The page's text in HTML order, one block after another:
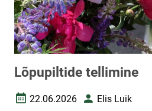
Lõpupiltide tellimine
Loomise kuupäev
22.06.2026 AutorElis Luik